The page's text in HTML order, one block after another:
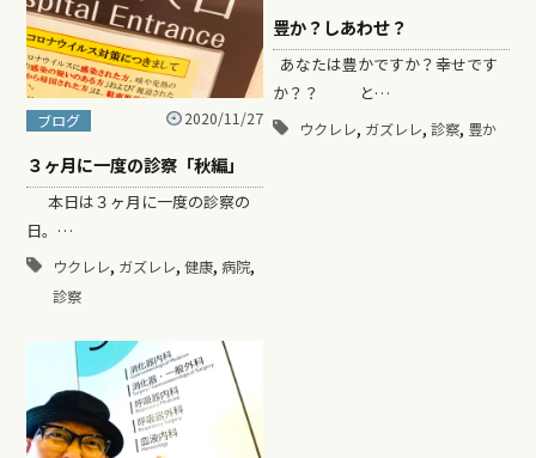
ブログ 2020/11/27
３ヶ月に一度の診察「秋編」
本日は３ヶ月に一度の診察の
日。…
ウクレレ, ガズレレ, 健康, 病院,
診察
豊か？しあわせ？
あなたは豊かですか？幸せです
か？？ と…
ウクレレ, ガズレレ, 診察, 豊か